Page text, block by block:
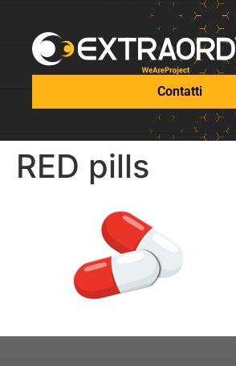
Contatti
RED pills